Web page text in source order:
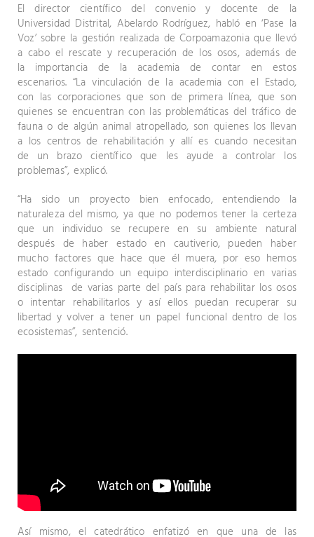
El director científico del convenio y docente de la
Universidad Distrital, Abelardo Rodríguez, habló en ‘Pase la
Voz’ sobre la gestión realizada de Corpoamazonia que llevó
a cabo el rescate y recuperación de los osos, además de
la importancia de la academia de contar en estos
escenarios. “La vinculación de la academia con el Estado,
con las corporaciones que son de primera línea, que son
quienes se encuentran con las problemáticas del tráfico de
fauna o de algún animal atropellado, son quienes los llevan
a los centros de rehabilitación y allí es cuando necesitan
de un brazo científico que les ayude a controlar los
problemas”, explicó.
“Ha sido un proyecto bien enfocado, entendiendo la
naturaleza del mismo, ya que no podemos tener la certeza
que un individuo se recupere en su ambiente natural
después de haber estado en cautiverio, pueden haber
mucho factores que hace que él muera, por eso hemos
estado configurando un equipo interdisciplinario en varias
disciplinas de varias parte del país para rehabilitar los osos
o intentar rehabilitarlos y así ellos puedan recuperar su
libertad y volver a tener un papel funcional dentro de los
ecosistemas”, sentenció.
Así mismo, el catedrático enfatizó en que una de las